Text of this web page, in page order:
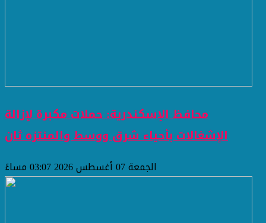
محافظ الإسكندرية: حملات مكبرة لإزالة
الإشغالات بأحياء شرق ووسط والمنتزه ثان
الجمعة 07 أغسطس 2026 03:07 مساءً